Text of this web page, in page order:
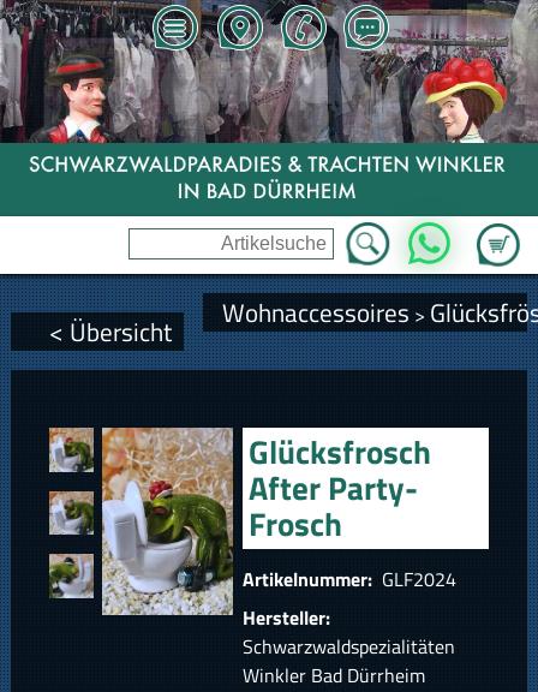
Zum
WhatsApp
< Übersicht Wohnaccessoires >
Glücksfrosch
After Party-
Frosch
Artikelnummer: GLF2024
Hersteller:
Schwarzwaldspezialitäten
Winkler Bad Dürrheim